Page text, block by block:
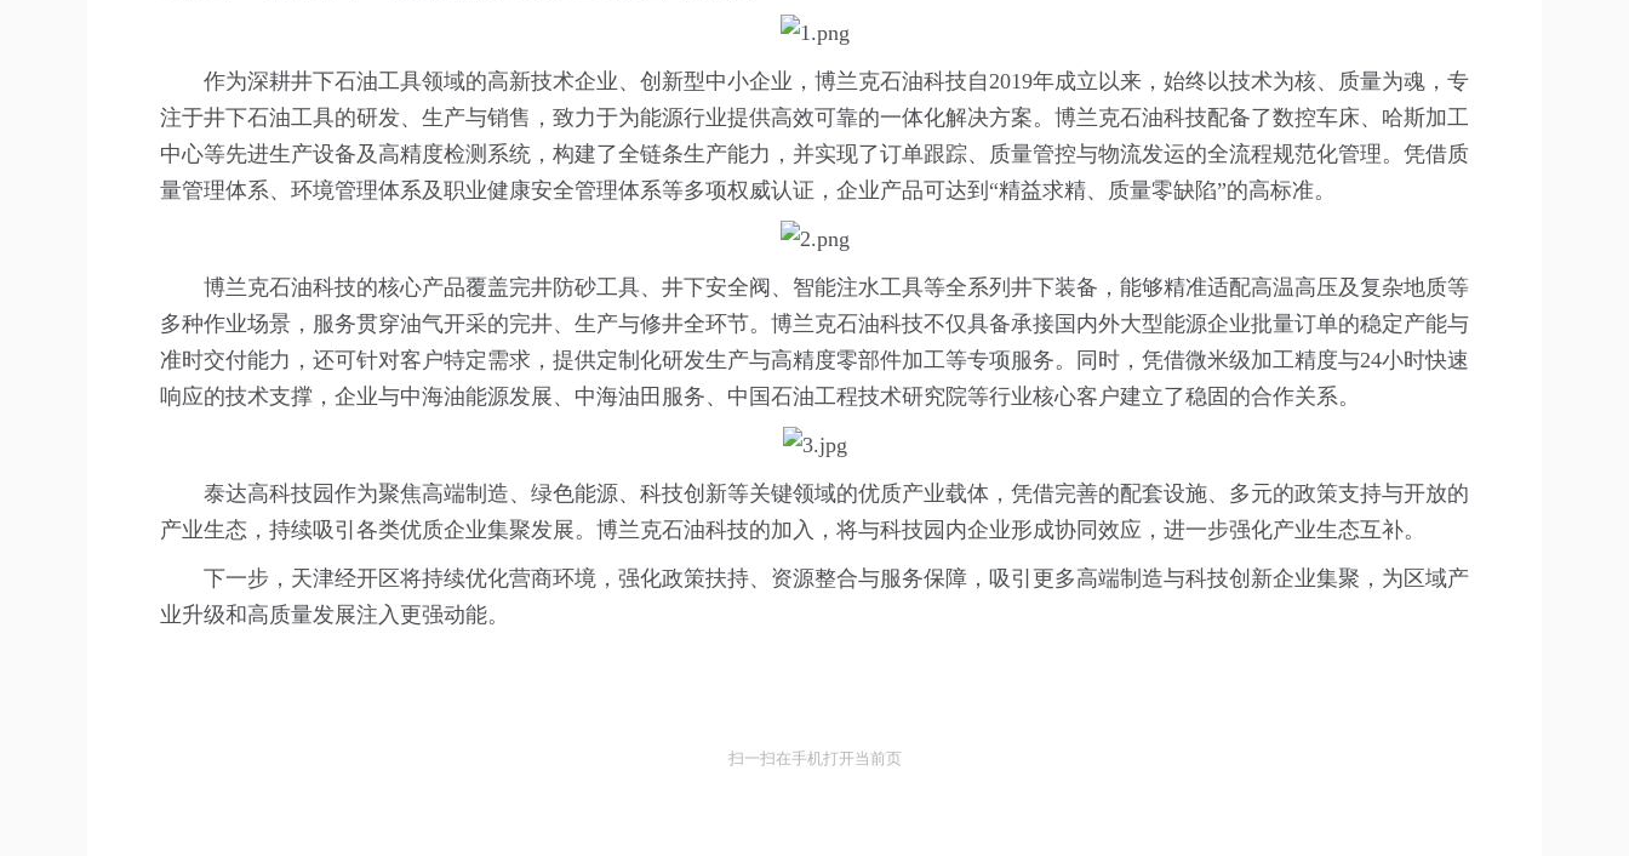
作为深耕井下石油工具领域的高新技术企业、创新型中小企业，博兰克石油科技自2019年成立以来，始终以技术为核、质量为魂，专
注于井下石油工具的研发、生产与销售，致力于为能源行业提供高效可靠的一体化解决方案。博兰克石油科技配备了数控车床、哈斯加工
中心等先进生产设备及高精度检测系统，构建了全链条生产能力，并实现了订单跟踪、质量管控与物流发运的全流程规范化管理。凭借质
量管理体系、环境管理体系及职业健康安全管理体系等多项权威认证，企业产品可达到“精益求精、质量零缺陷”的高标准。
博兰克石油科技的核心产品覆盖完井防砂工具、井下安全阀、智能注水工具等全系列井下装备，能够精准适配高温高压及复杂地质等
多种作业场景，服务贯穿油气开采的完井、生产与修井全环节。博兰克石油科技不仅具备承接国内外大型能源企业批量订单的稳定产能与
准时交付能力，还可针对客户特定需求，提供定制化研发生产与高精度零部件加工等专项服务。同时，凭借微米级加工精度与24小时快速
响应的技术支撑，企业与中海油能源发展、中海油田服务、中国石油工程技术研究院等行业核心客户建立了稳固的合作关系。
泰达高科技园作为聚焦高端制造、绿色能源、科技创新等关键领域的优质产业载体，凭借完善的配套设施、多元的政策支持与开放的
产业生态，持续吸引各类优质企业集聚发展。博兰克石油科技的加入，将与科技园内企业形成协同效应，进一步强化产业生态互补。
下一步，天津经开区将持续优化营商环境，强化政策扶持、资源整合与服务保障，吸引更多高端制造与科技创新企业集聚，为区域产
业升级和高质量发展注入更强动能。
扫一扫在手机打开当前页